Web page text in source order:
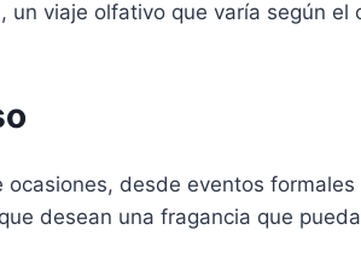
un viaje olfativo que varía según
desde eventos
desean una fragancia que